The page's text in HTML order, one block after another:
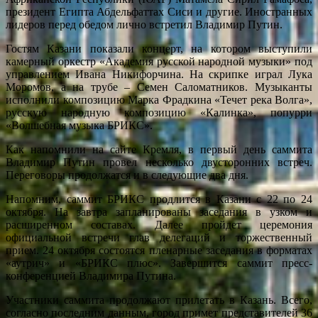
президент Египта Абдельфаттах Сиси и другие. Иностранных
лидеров перед обедом лично встретил Владимир Путин.
Гостям Казани показали концерт, на котором выступили
камерный оркестр «Академия русской народной музыки» под
управлением Ивана Никифорчина. На скрипке играл Лука
Моромов, а на трубе – Семен Саломатников. Музыканты
исполнили композицию Марка Фрадкина «Течет река Волга»,
русскую народную композицию «Калинка», попурри
«Волшебная музыка БРИКС».
Как напомнили на сайте Кремля, в первый день саммита
Владимир Путин провел несколько двусторонних встреч.
Переговоры продолжатся и в следующие два дня.
Напомним, саммит БРИКС продлится в Казани с 22 по 24
октября. На завтра запланированы заседания в узком и
расширенном составах. Далее пройдет церемония
официальной встречи глав делегаций и торжественный
прием. 24 октября состоятся пленарные заседания в форматах
«аутрич» и «БРИКС плюс». Завершится саммит пресс-
конференцией Владимира Путина.
Участники саммита продолжают прилетать в Казань. Всего,
согласно последним данным, город примет представителей 36